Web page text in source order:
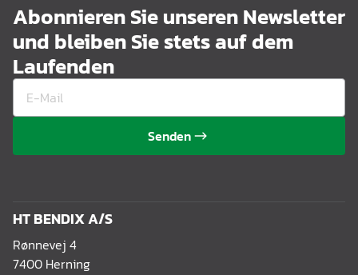
Abonnieren Sie unseren Newsletter
und bleiben Sie stets auf dem
Laufenden
Senden
HT BENDIX A/S
Rønnevej 4
7400 Herning